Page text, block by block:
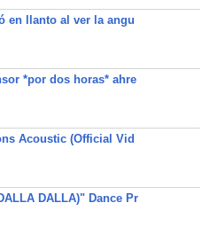
en llanto al ver la angu
*por dos horas* ahre
Acoustic (Official Vid
DALLA)" Dance Pr